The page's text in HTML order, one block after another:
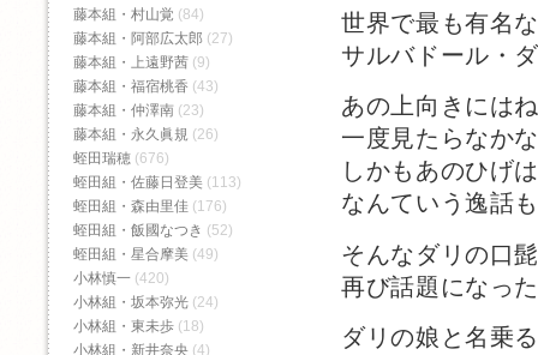
世界で最も有名
サルバドール・
あの上向きには
一度見たらなか
しかもあのひげ
なんていう逸話
そんなダリの口
再び話題になっ
ダリの娘と名乗
藤本組・村山覚 (84)
藤本組・阿部広太郎 (27)
藤本組・上遠野茜 (9)
藤本組・福宿桃香‬ (43)
藤本組・仲澤南 (23)
藤本組・永久眞規 (26)
蛭田瑞穂 (676)
蛭田組・佐藤日登美 (113)
蛭田組・森由里佳 (176)
蛭田組・飯國なつき (52)
蛭田組・星合摩美 (49)
小林慎一 (420)
小林組・坂本弥光 (24)
小林組・東未歩 (18)
小林組・新井奈央 (4)